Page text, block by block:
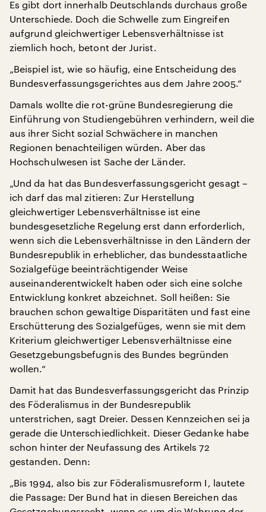
Es gibt dort innerhalb Deutschlands durchaus große
Unterschiede. Doch die Schwelle zum Eingreifen
aufgrund gleichwertiger Lebensverhältnisse ist
ziemlich hoch, betont der Jurist.
„Beispiel ist, wie so häufig, eine Entscheidung des
Bundesverfassungsgerichtes aus dem Jahre 2005.“
Damals wollte die rot-grüne Bundesregierung die
Einführung von Studiengebühren verhindern, weil die
aus ihrer Sicht sozial Schwächere in manchen
Regionen benachteiligen würden. Aber das
Hochschulwesen ist Sache der Länder.
„Und da hat das Bundesverfassungsgericht gesagt –
ich darf das mal zitieren: Zur Herstellung
gleichwertiger Lebensverhältnisse ist eine
bundesgesetzliche Regelung erst dann erforderlich,
wenn sich die Lebensverhältnisse in den Ländern der
Bundesrepublik in erheblicher, das bundesstaatliche
Sozialgefüge beeinträchtigender Weise
auseinanderentwickelt haben oder sich eine solche
Entwicklung konkret abzeichnet. Soll heißen: Sie
brauchen schon gewaltige Disparitäten und fast eine
Erschütterung des Sozialgefüges, wenn sie mit dem
Kriterium gleichwertiger Lebensverhältnisse eine
Gesetzgebungsbefugnis des Bundes begründen
wollen.“
Damit hat das Bundesverfassungsgericht das Prinzip
des Föderalismus in der Bundesrepublik
unterstrichen, sagt Dreier. Dessen Kennzeichen sei ja
gerade die Unterschiedlichkeit. Dieser Gedanke habe
schon hinter der Neufassung des Artikels 72
gestanden. Denn:
„Bis 1994, also bis zur Föderalismusreform I, lautete
die Passage: Der Bund hat in diesen Bereichen das